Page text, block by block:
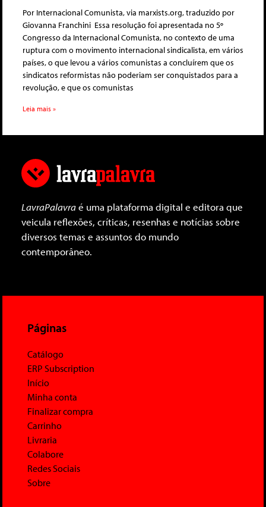
Por Internacional Comunista, via marxists.org, traduzido por
Giovanna Franchini Essa resolução foi apresentada no 5º
Congresso da Internacional Comunista, no contexto de uma
ruptura com o movimento internacional sindicalista, em vários
países, o que levou a vários comunistas a concluírem que os
sindicatos reformistas não poderiam ser conquistados para a
revolução, e que os comunistas
Leia mais »
LavraPalavraé uma plataforma digital e editora que
veicula reflexões, críticas, resenhas e notícias sobre
diversos temas e assuntos do mundo
contemporâneo.
Páginas
Catálogo
ERP Subscription
Início
Minha conta
Finalizar compra
Carrinho
Livraria
Colabore
Redes Sociais
Sobre